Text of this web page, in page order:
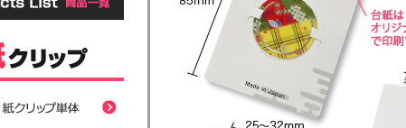
紙クリップ印刷なし形状カット
紙クリップ印刷なし形状カット